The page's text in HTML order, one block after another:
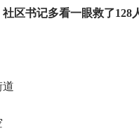
区书记多看一眼救了128
道